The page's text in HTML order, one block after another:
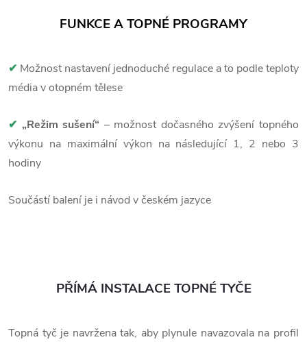
FUNKCE A TOPNÉ PROGRAMY
✔ Možnost nastavení jednoduché regulace a to podle teploty
média v otopném tělese
✔ „Režim sušení“ – možnost dočasného zvýšení topného
výkonu na maximální výkon na následující 1, 2 nebo 3
hodiny
Součástí balení je i návod v českém jazyce
PŘÍMÁ INSTALACE TOPNÉ TYČE
Topná tyč je navržena tak, aby plynule navazovala na profil